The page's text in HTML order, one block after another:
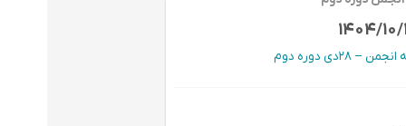
1404/
28دی دوره دوم